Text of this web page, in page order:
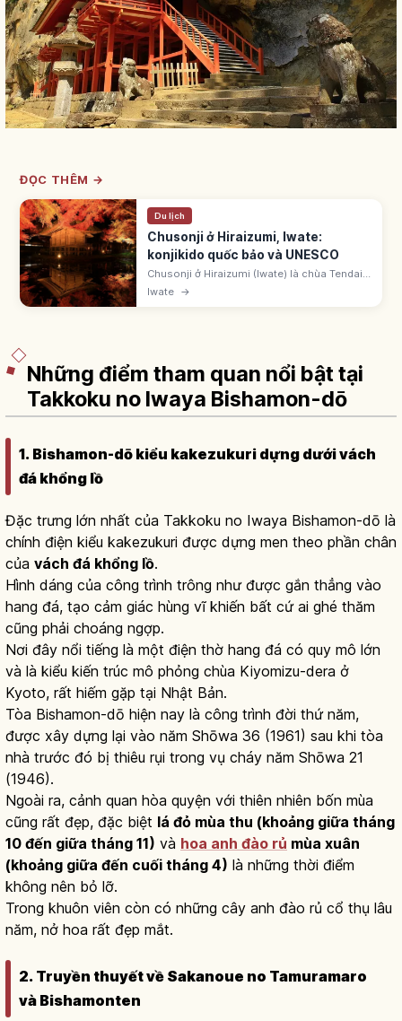
ĐỌC THÊM →
Du lịch
Chusonji ở Hiraizumi, Iwate:
konjikido quốc bảo và UNESCO
Chusonji ở Hiraizumi (Iwate) là chùa Tendai
do Ennin khai sơn năm 850. Fujiwara no
Iwate →
Những điểm tham quan nổi bật tại
Takkoku no Iwaya Bishamon-dō
1. Bishamon-dō kiểu kakezukuri dựng dưới vách
đá khổng lồ
Đặc trưng lớn nhất của Takkoku no Iwaya Bishamon-dō là
chính điện kiểu kakezukuri được dựng men theo phần chân
của vách đá khổng lồ.
Hình dáng của công trình trông như được gắn thẳng vào
hang đá, tạo cảm giác hùng vĩ khiến bất cứ ai ghé thăm
cũng phải choáng ngợp.
Nơi đây nổi tiếng là một điện thờ hang đá có quy mô lớn
và là kiểu kiến trúc mô phỏng chùa Kiyomizu-dera ở
Kyoto, rất hiếm gặp tại Nhật Bản.
Tòa Bishamon-dō hiện nay là công trình đời thứ năm,
được xây dựng lại vào năm Shōwa 36 (1961) sau khi tòa
nhà trước đó bị thiêu rụi trong vụ cháy năm Shōwa 21
(1946).
Ngoài ra, cảnh quan hòa quyện với thiên nhiên bốn mùa
cũng rất đẹp, đặc biệt lá đỏ mùa thu (khoảng giữa tháng
10 đến giữa tháng 11) và hoa anh đào rủ mùa xuân
(khoảng giữa đến cuối tháng 4) là những thời điểm
không nên bỏ lỡ.
Trong khuôn viên còn có những cây anh đào rủ cổ thụ lâu
năm, nở hoa rất đẹp mắt.
2. Truyền thuyết về Sakanoue no Tamuramaro
và Bishamonten